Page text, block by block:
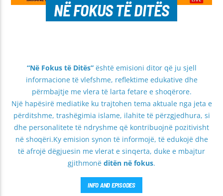
NË FOKUS TË DITËS
“Në Fokus të Ditës”është emisioni ditor që ju sjell
informacione të vlefshme, reflektime edukative dhe
përmbajtje me vlera të larta fetare e shoqërore.
Një hapësirë mediatike ku trajtohen tema aktuale nga jeta e
përditshme, trashëgimia islame, ilahite të përzgjedhura, si
dhe personalitete të ndryshme që kontribuojnë pozitivisht
në shoqëri.Ky emision synon të informojë, të edukojë dhe
të afrojë dëgjuesin me vlerat e sinqerta, duke e mbajtur
gjithmonë ditën në fokus.
INFO AND EPISODES